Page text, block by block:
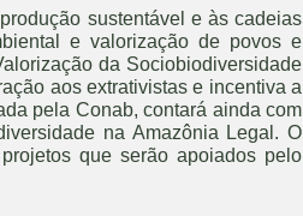
sustentável e às cadeias
e valorização de povos e
da Sociobiodiversidade
aos extrativistas e incentiva a
pela Conab, contará ainda com
na Amazônia Legal. O
que serão apoiados pelo